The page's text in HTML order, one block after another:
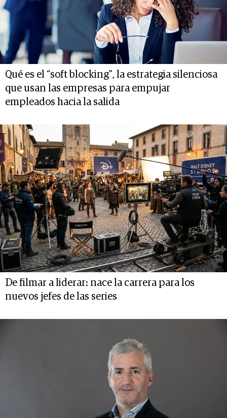
Qué es el “soft blocking”, la estrategia silenciosa
que usan las empresas para empujar
empleados hacia la salida
De filmar a liderar: nace la carrera para los
nuevos jefes de las series